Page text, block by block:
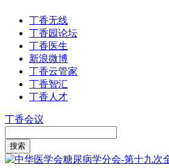
丁香无线
丁香园论坛
丁香医生
新浪微博
丁香云管家
丁香智汇
丁香人才
丁香会议